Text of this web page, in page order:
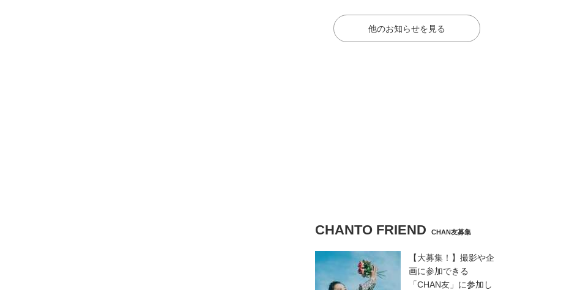
他のお知らせを見る
CHANTO FRIEND CHAN友募集
【大募集！】撮影や企
画に参加できる
「CHAN友」に参加し